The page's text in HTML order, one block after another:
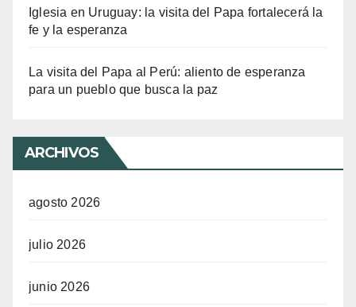
Iglesia en Uruguay: la visita del Papa fortalecerá la
fe y la esperanza
La visita del Papa al Perú: aliento de esperanza
para un pueblo que busca la paz
ARCHIVOS
agosto 2026
julio 2026
junio 2026